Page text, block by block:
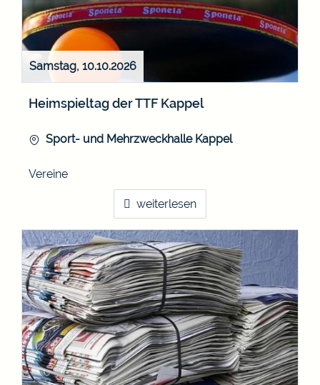
Samstag, 10.10.2026
Heimspieltag der TTF Kappel
Sport- und Mehrzweckhalle Kappel
Vereine
weiterlesen